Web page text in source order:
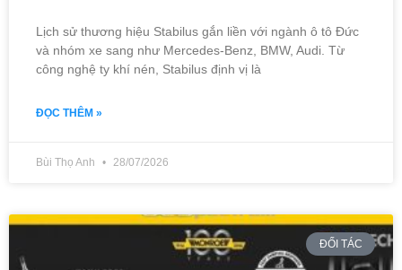
Lịch sử thương hiệu Stabilus gắn liền với ngành ô tô Đức
và nhóm xe sang như Mercedes-Benz, BMW, Audi. Từ
công nghệ ty khí nén, Stabilus định vị là
ĐỌC THÊM »
Bùi Thọ Anh 28/07/2026
ĐỐI TÁC